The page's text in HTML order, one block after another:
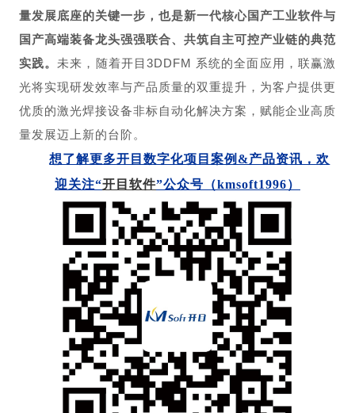
量发展底座的关键一步，也是新一代核心国产工业软件与
国产高端装备龙头强强联合、共筑自主可控产业链的典范
实践。 未来，随着开目3DDFM 系统的全面应用，联赢激
光将实现研发效率与产品质量的双重提升，为客户提供更
优质的激光焊接设备非标自动化解决方案，赋能企业高质
量发展迈上新的台阶。
想了解更多开目数字化项目案例&产品资讯，欢
迎关注“开目软件”公众号（kmsoft1996）